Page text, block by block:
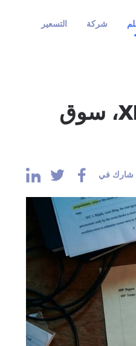
شركة التسعير
داعم البلوك تشين: رسوم بيانية لسعر XRP، سوق
شارك في